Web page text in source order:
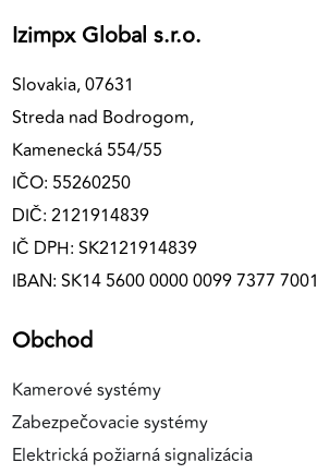
Izimpx Global s.r.o.
Slovakia, 07631
Streda nad Bodrogom,
Kamenecká 554/55
IČO: 55260250
DIČ: 2121914839
IČ DPH: SK2121914839
IBAN: SK14 5600 0000 0099 7377 7001
Obchod
Kamerové systémy
Zabezpečovacie systémy
Elektrická požiarná signalizácia